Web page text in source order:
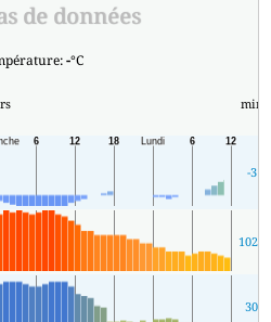
de données
-°C
min
-3
1020
30